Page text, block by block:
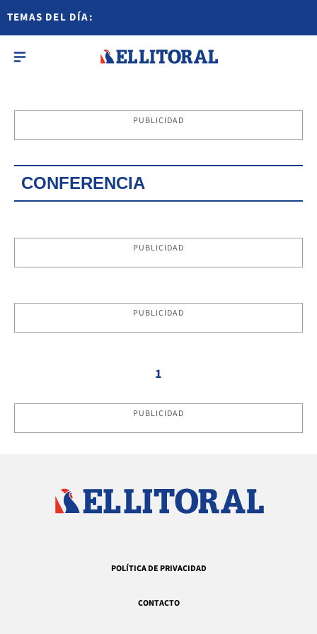
TEMAS DEL DÍA:
PUBLICIDAD
CONFERENCIA
PUBLICIDAD
PUBLICIDAD
1
PUBLICIDAD
POLÍTICA DE PRIVACIDAD
CONTACTO